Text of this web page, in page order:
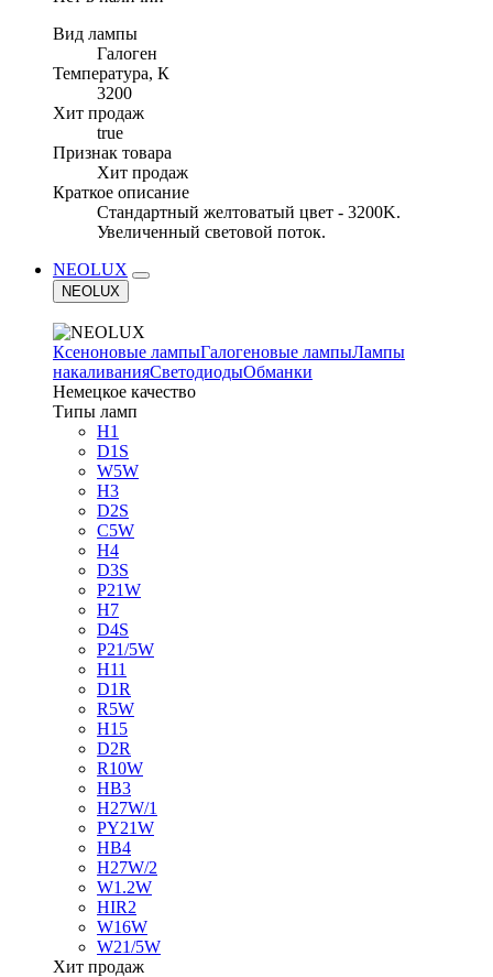
Вид лампы
Галоген
Температура, К
3200
Хит продаж
true
Признак товара
Хит продаж
Краткое описание
Стандартный желтоватый цвет - 3200K.
Увеличенный световой поток.
NEOLUX
NEOLUX
Ксеноновые лампыГалогеновые лампыЛампы
накаливанияСветодиодыОбманки
Немецкое качество
Типы ламп
H1
D1S
W5W
H3
D2S
C5W
H4
D3S
P21W
H7
D4S
P21/5W
H11
D1R
R5W
H15
D2R
R10W
HB3
H27W/1
PY21W
HB4
H27W/2
W1.2W
HIR2
W16W
W21/5W
Хит продаж